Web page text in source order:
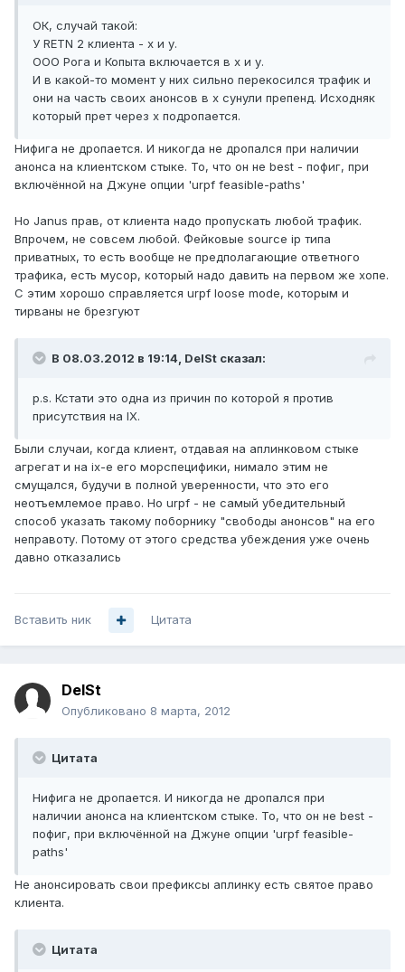
ОК, случай такой:
У RETN 2 клиента - х и у.
ООО Рога и Копыта включается в х и у.
И в какой-то момент у них сильно перекосился трафик и
они на часть своих анонсов в х сунули препенд. Исходняк
который прет через х подропается.
Нифига не дропается. И никогда не дропался при наличии
анонса на клиентском стыке. То, что он не best - пофиг, при
включённой на Джуне опции 'urpf feasible-paths'
Но Janus прав, от клиента надо пропускать любой трафик.
Впрочем, не совсем любой. Фейковые source ip типа
приватных, то есть вообще не предполагающие ответного
трафика, есть мусор, который надо давить на первом же хопе.
С этим хорошо справляется urpf loose mode, которым и
тирваны не брезгуют
В 08.03.2012 в 19:14, DelSt сказал:
p.s. Кстати это одна из причин по которой я против
присутствия на IX.
Были случаи, когда клиент, отдавая на аплинковом стыке
агрегат и на ix-е его морспецифики, нимало этим не
смущался, будучи в полной уверенности, что это его
неотъемлемое право. Но urpf - не самый убедительный
способ указать такому поборнику "свободы анонсов" на его
неправоту. Потому от этого средства убеждения уже очень
давно отказались
Вставить ник Цитата
DelSt
Опубликовано 8 марта, 2012
Цитата
Нифига не дропается. И никогда не дропался при
наличии анонса на клиентском стыке. То, что он не best -
пофиг, при включённой на Джуне опции 'urpf feasible-
paths'
Не анонсировать свои префиксы аплинку есть святое право
клиента.
Цитата